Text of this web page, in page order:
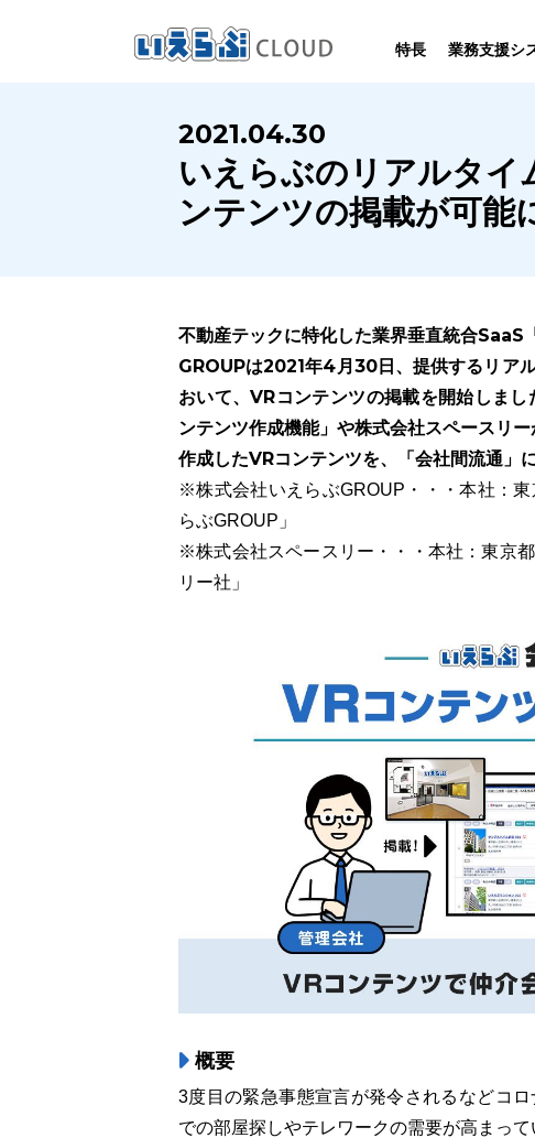
特長 業務支援シ
SYSTEM
いえらぶCLOUDは不動産業務を
幅広く支援しています。
業務向け
HOMEPAGE
いえらぶは集客用ホームページを
不動産業に特化して制作しています。
PERFORMANCE
いえらぶCLOUDを実際にご利用の
お客様の声と制作実績のご紹介です。
INFORMATION
いえらぶCLOUDや不動産業界に関する
ニュース･ノウハウをお伝えします。
2021.04.30
いえらぶのリアルタイ
ンテンツの掲載が可能
不動産テックに特化した業界垂直統合
GROUPは2021年4月30日、提供するリア
おいて、VRコンテンツの掲載を開始しま
ンテンツ作成機能」や株式会社スペースリ
作成したVRコンテンツを、「会社間流通」
※株式会社いえらぶGROUP・・・本社：
らぶGROUP」
※株式会社スペースリー・・・本社：東京
リー社」
概要
3度目の緊急事態宣言が発令されるなどコ
での部屋探しやテレワークの需要が高まって